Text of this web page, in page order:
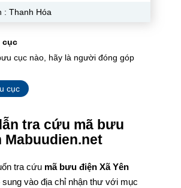
: Thanh Hóa
cục
cục nào, hãy là người đóng góp
cục
tra cứu mã bưu
Mabuudien.net
tra cứu mã bưu điện Xã Yên
sung vào địa chỉ nhận thư với mục